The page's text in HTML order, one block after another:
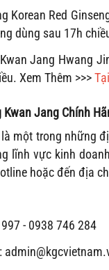
Korean Red
dùng sau 17h
Jang Hwang
Xem Thêm >>>
Kwan Jang Chính
là một trong những
lĩnh vực kinh
hoặc đến địa
- 0938 746 284